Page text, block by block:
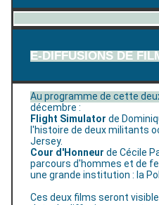
E-DIFFUSIONS DE
Au programme de cette
décembre :
Flight Simulator de
l'histoire de deux militants
Jersey.
Cour d'Honneur de Cécile
parcours d'hommes et de
une grande institution : la
Ces deux films seront